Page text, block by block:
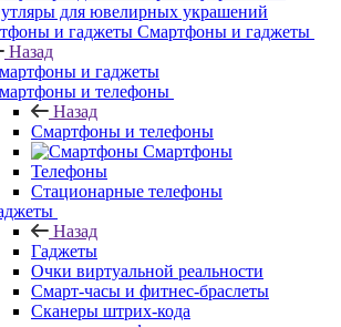
для ювелирных украшений
Смартфоны и гаджеты
Назад
и гаджеты
и телефоны
Назад
Смартфоны и телефоны
Смартфоны
Телефоны
Стационарные телефоны
Назад
Гаджеты
Очки виртуальной реальности
Смарт-часы и фитнес-браслеты
Сканеры штрих-кода